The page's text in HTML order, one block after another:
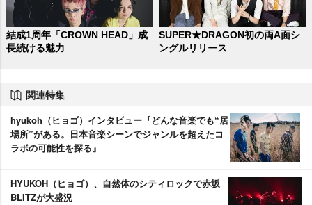
結成1周年「CROWN HEAD」成
長続ける魅力
SUPER★DRAGON初の両A面シ
ングルリリース
関連特集
hyukoh（ヒョゴ）インタビュー『どんな音楽でも“居
場所”がある。日本音楽シーンでジャンルを超えたコ
ラボの可能性を探る』
HYUKOH（ヒョゴ）、自然体のシティロックで赤坂
BLITZが大盛況